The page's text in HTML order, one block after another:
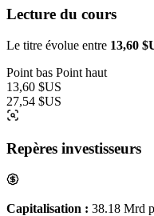
Lecture du cours
Le titre évolue entre 13,60
Point bas Point haut
13,60 $US
27,54 $US
Repères investisseurs
Capitalisation : 38.18 Mrd